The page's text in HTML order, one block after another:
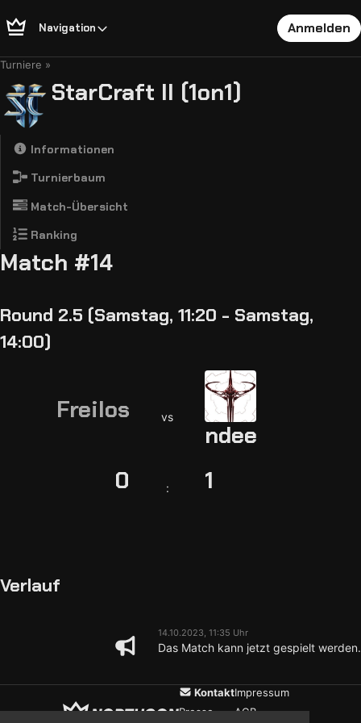
Navigation Anmelden
Turniere
StarCraft II (1on1)
Informationen
Turnierbaum
Match-Übersicht
Ranking
Match #14
Round 2.5 (Samstag, 11:20 - Samstag,
14:00)
Freilos vs
ndee
0
: 1
Verlauf
14.10.2023, 11:35 Uhr
Das Match kann jetzt gespielt werden.
Kontakt
Presse
Impressum
AGB